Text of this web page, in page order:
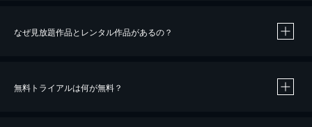
なぜ見放題作品とレンタル作品があるの？
無料トライアルは何が無料？